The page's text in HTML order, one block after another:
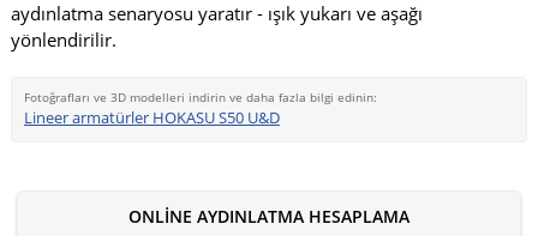
aydınlatma senaryosu yaratır - ışık yukarı ve aşağı
yönlendirilir.
Fotoğrafları ve 3D modelleri indirin ve daha fazla bilgi edinin:
Lineer armatürler HOKASU S50 U&D
ONLINE AYDINLATMA HESAPLAMA